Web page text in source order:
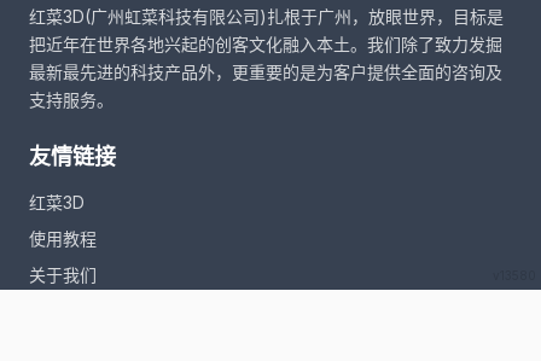
红菜3D(广州虹菜科技有限公司)扎根于广州，放眼世界，目标是
把近年在世界各地兴起的创客文化融入本土。我们除了致力发掘
最新最先进的科技产品外，更重要的是为客户提供全面的咨询及
支持服务。
友情链接
红菜3D
使用教程
关于我们